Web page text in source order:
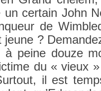
cer­tain John
de
jeune ?
à peine douze
du « vieux
il est